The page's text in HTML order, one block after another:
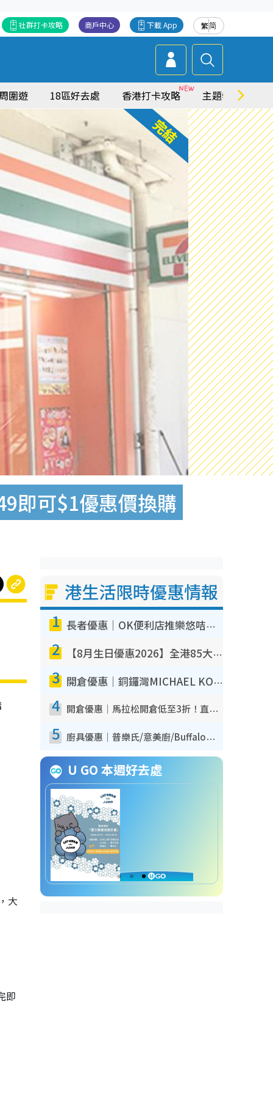
繁简
下載 App
商戶中心
社群打卡攻略
圍遊 18區好去處 香港打卡攻略 主題特集
即可$1優惠價換購
大
即
港生活限時優惠情報
1 長者優惠｜OK便利店推樂悠咭優惠！買麵包/牛奶/保健品拍卡即減
2 【8月生日優惠2026】全港85大食買玩著數攻略 自助餐/火鍋放題同行免費＋誠品/DONKI送現金券
3 開倉優惠｜銅鑼灣MICHAEL KORS開倉低至17折！直擊$500起買手袋/銀包/鞋款 必買經典Jet Set系列
4 開倉優惠｜馬拉松開倉低至3折！直擊$99起買adidas／New Balance／Puma鞋款 STANLEY保溫杯劈價至$119起
5 廚具優惠｜普樂氏/意美廚/Buffalo廚具低至3折！$89起買煎鍋／炒鑊／個人鍋 同場小家電激減至$99起
U GO 本週好去處